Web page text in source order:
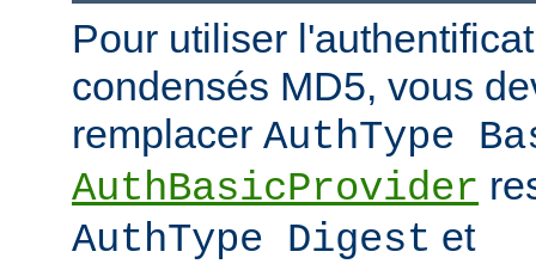
Pour utiliser
condensés MD5, vous
remplacer AuthType
AuthBasicProvider
AuthType Digest et